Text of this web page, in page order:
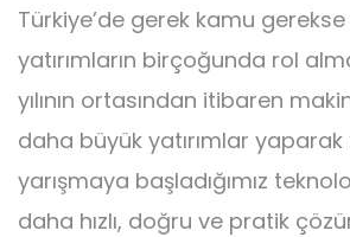
Türkiye’de gerek kamu
yatırımların birçoğunda rol
yılının ortasından itibaren
daha büyük yatırımlar
yarışmaya başladığımız
daha hızlı, doğru ve pratik